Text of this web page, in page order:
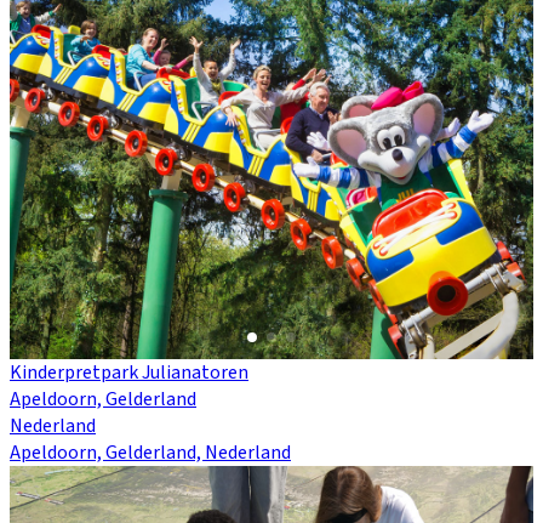
Kinderpretpark Julianatoren
Apeldoorn, Gelderland
Nederland
Apeldoorn, Gelderland, Nederland